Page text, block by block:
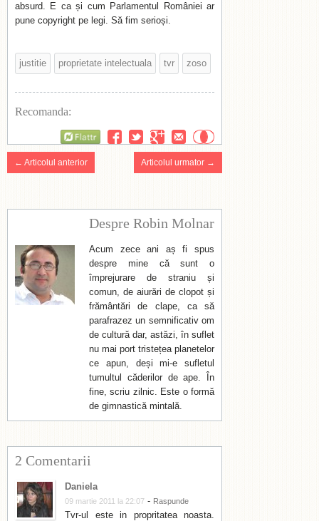
absurd. E ca și cum Parlamentul României ar
pune copyright pe legi. Să fim serioși.
justitie proprietate intelectuala tvr zoso
Recomanda:
← Articolul anterior Articolul urmator →
Despre Robin Molnar
Acum zece ani aș fi spus
despre mine că sunt o
împrejurare de straniu și
comun, de aiurări de clopot și
frământări de clape, ca să
parafrazez un semnificativ om
de cultură dar, astăzi, în suflet
nu mai port tristețea planetelor
ce apun, deși mi-e sufletul
tumultul căderilor de ape. În
fine, scriu zilnic. Este o formă
de gimnastică mintală.
2 Comentarii
Daniela
09 martie 2011 la 22:07 - Raspunde
Tvr-ul este in propritatea noasta.